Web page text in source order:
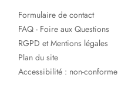
Formulaire de contact
FAQ - Foire aux Questions
RGPD et Mentions légales
Plan du site
Accessibilité : non-conforme